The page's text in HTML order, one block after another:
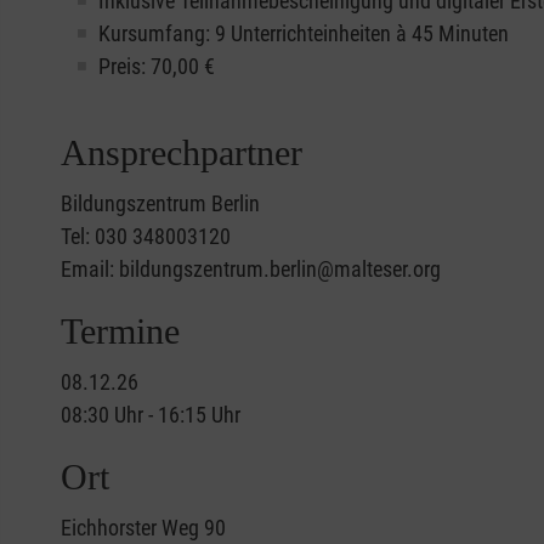
Kursumfang: 9 Unterrichteinheiten à 45 Minuten
Preis: 70,00 €
Ansprechpartner
Bildungszentrum Berlin
Tel: 030 348003120
Email: bildungszentrum.berlin@malteser.org
Termine
08.12.26
08:30 Uhr - 16:15 Uhr
Ort
Eichhorster Weg 90